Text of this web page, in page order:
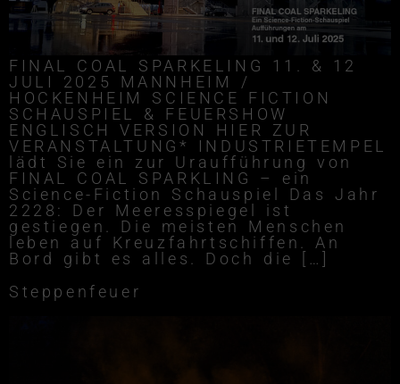
FINAL COAL SPARKELING 11. & 12
JULI 2025 MANNHEIM /
HOCKENHEIM SCIENCE FICTION
SCHAUSPIEL & FEUERSHOW
ENGLISCH VERSION HIER ZUR
VERANSTALTUNG* INDUSTRIETEMPEL
lädt Sie ein zur Uraufführung von
FINAL COAL SPARKLING – ein
Science-Fiction Schauspiel Das Jahr
2228: Der Meeresspiegel ist
gestiegen. Die meisten Menschen
leben auf Kreuzfahrtschiffen. An
Bord gibt es alles. Doch die […]
Steppenfeuer